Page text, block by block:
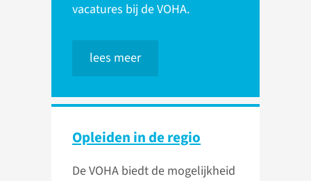
vacatures bij de VOHA.
lees meer
Opleiden in de regio
De VOHA biedt de mogelijkheid